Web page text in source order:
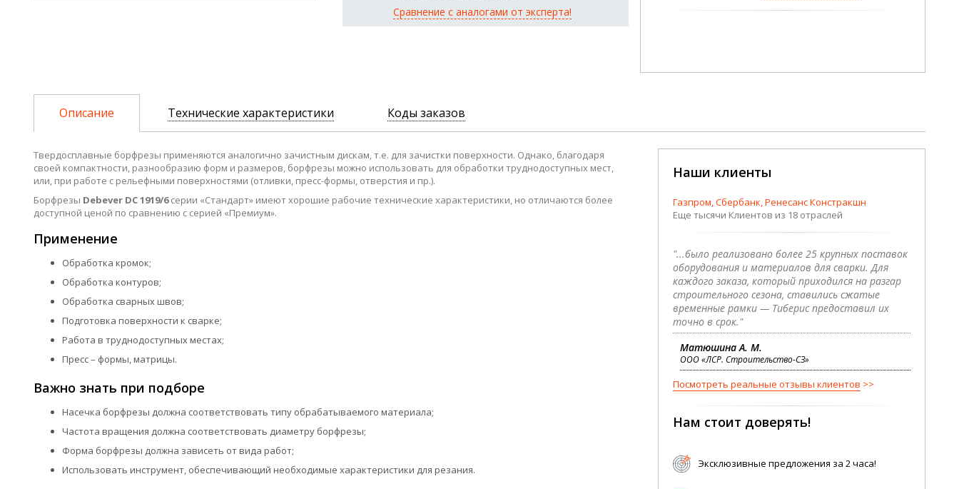
Сравнение с аналогами от эксперта!
Описание Технические характеристики Коды заказов
Твердосплавные борфрезы применяются аналогично зачистным дискам, т.е. для зачистки поверхности. Однако, благодаря
своей компактности, разнообразию форм и размеров, борфрезы можно использовать для обработки труднодоступных мест,
или, при работе с рельефными поверхностями (отливки, пресс-формы, отверстия и пр.).
Борфрезы Debever DC 1919/6серии «Стандарт» имеют хорошие рабочие технические характеристики, но отличаются более
доступной ценой по сравнению с серией «Премиум».
Применение
Обработка кромок;
Обработка контуров;
Обработка сварных швов;
Подготовка поверхности к сварке;
Работа в труднодоступных местах;
Пресс – формы, матрицы.
Важно знать при подборе
Насечка борфрезы должна соответствовать типу обрабатываемого материала;
Частота вращения должна соответствовать диаметру борфрезы;
Форма борфрезы должна зависеть от вида работ;
Использовать инструмент, обеспечивающий необходимые характеристики для резания.
Наши клиенты
Газпром, Сбербанк, Ренесанс Констракшн
Еще тысячи Клиентов из 18 отраслей
"...было реализовано более 25 крупных поставок
оборудования и материалов для сварки. Для
каждого заказа, который приходился на разгар
строительного сезона, ставились сжатые
временные рамки — Тиберис предоставил их
точно в срок."
Матюшина А. М.
ООО «ЛСР. Строительство-СЗ»
Посмотреть реальные отзывы клиентов
Нам стоит доверять!
Эксклюзивные предложения за 2 часа!